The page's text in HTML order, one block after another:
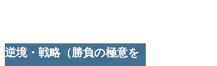
逆境・戦略（勝負の極意を